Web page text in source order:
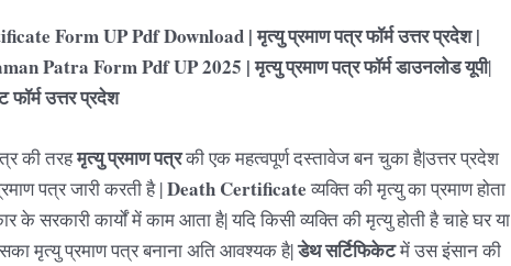
Form UP Pdf Download | मृत्यु प्रमाण पत्र फॉर्म उत्तर प्रदेश |
Patra Form Pdf UP 2025 | मृत्यु प्रमाण पत्र फॉर्म डाउनलोड यूपी|
उत्तर प्रदेश
की तरहमृत्यु प्रमाण पत्रकी एक महत्वपूर्ण दस्तावेज बन चुका है|उत्तर प्रदेश
पत्र जारी करती है |Death Certificateव्यक्ति की मृत्यु का प्रमाण होता
के सरकारी कार्यों में काम आता है| यदि किसी व्यक्ति की मृत्यु होती है चाहे घर या
मृत्यु प्रमाण पत्र बनाना अति आवश्यक है|डेथ सर्टिफिकेटमें उस इंसान की